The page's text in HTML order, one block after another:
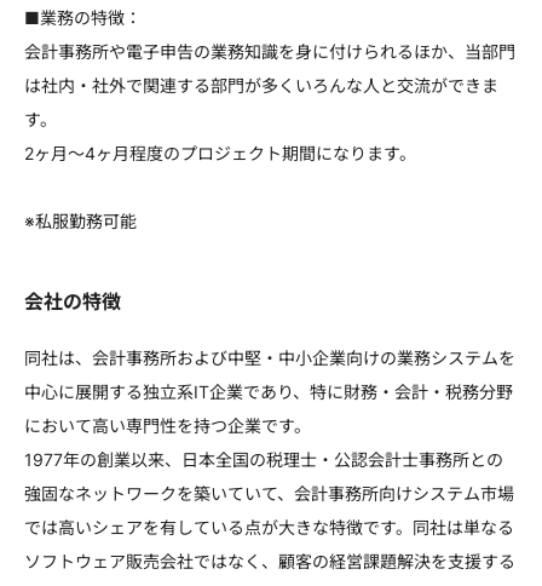
■業務の特徴：
会計事務所や電子申告の業務知識を身に付けられるほか、当部門
は社内・社外で関連する部門が多くいろんな人と交流ができま
す。
2ヶ月～4ヶ月程度のプロジェクト期間になります。
※私服勤務可能
会社の特徴
同社は、会計事務所および中堅・中小企業向けの業務システムを
中心に展開する独立系IT企業であり、特に財務・会計・税務分野
において高い専門性を持つ企業です。
1977年の創業以来、日本全国の税理士・公認会計士事務所との
強固なネットワークを築いていて、会計事務所向けシステム市場
では高いシェアを有している点が大きな特徴です。同社は単なる
ソフトウェア販売会社ではなく、顧客の経営課題解決を支援する